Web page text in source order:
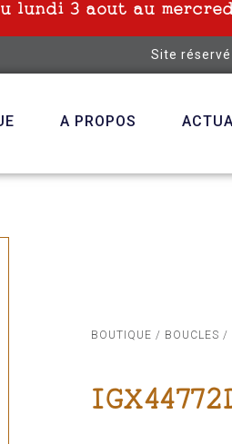
lundi 3 aout au
Site
A PROPOS
BOUTIQUE / BOUCLES /